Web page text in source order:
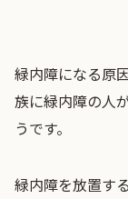
緑内障になる原
族に緑内障の人
うです。
緑内障を放置す